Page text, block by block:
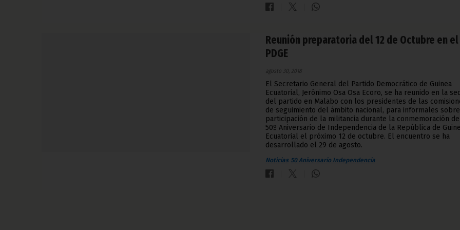
Reunión preparatoria del 12 de Octubre en el
PDGE
agosto 30, 2018
El Secretario General del Partido Democrático de Guinea
Ecuatorial, Jerónimo Osa Osa Ecoro, se ha reunido en la
del partido en Malabo con los presidentes de las
de seguimiento del ámbito nacional, para informales
participación de la militancia durante la conmemoración
50º Aniversario de Independencia de la República de
Ecuatorial el próximo 12 de octubre. El encuentro se ha
desarrollado el 29 de agosto.
Noticias 50 Aniversario Independencia